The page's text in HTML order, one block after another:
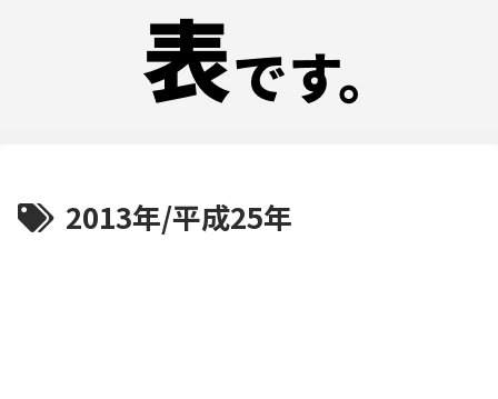
2013年/平成25年